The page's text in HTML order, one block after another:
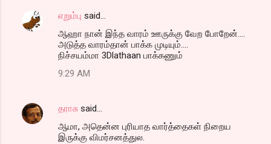
எறும்பு said…
ஆஹா நான் இந்த வாரம் ஊருக்கு வேற போறேன்....
அடுத்த வாரம்தான் பாக்க முடியும்....
நிச்சயம்மா 3Dlathaan பாக்கணும்
9:29 AM
தராசு said…
ஆமா, அதென்ன புரியாத வார்த்தைகள் நிறைய
இருக்கு விமர்சனத்துல.